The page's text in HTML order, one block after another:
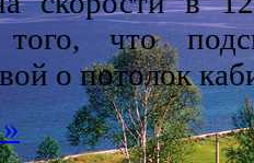
того, что
о потолок